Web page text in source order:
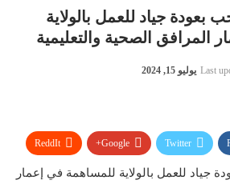
بعودة جياد للعمل بالولاية
المرافق الصحية والتعليمية
Last يوليو 15, 2024
Twitter
Google+
ReddIt
Pinterest
Email
جياد للعمل بالولاية للمساهمة في إعمار